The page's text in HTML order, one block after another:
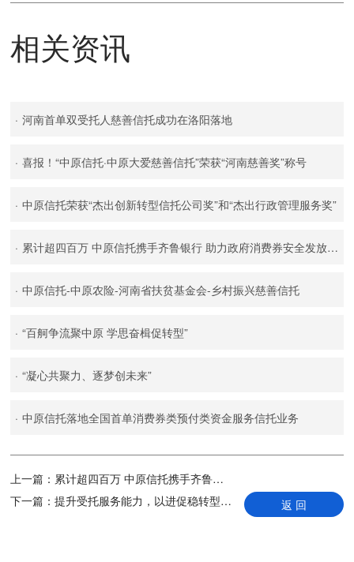
相关资讯
· 河南首单双受托人慈善信托成功在洛阳落地
· 喜报！“中原信托·中原大爱慈善信托”荣获“河南慈善奖”称号
· 中原信托荣获“杰出创新转型信托公司奖”和“杰出行政管理服务奖”
· 累计超四百万 中原信托携手齐鲁银行 助力政府消费券安全发放新路径
· 中原信托-中原农险-河南省扶贫基金会-乡村振兴慈善信托
· “百舸争流聚中原 学思奋楫促转型”
· “凝心共聚力、逐梦创未来”
· 中原信托落地全国首单消费券类预付类资金服务信托业务
上一篇： 累计超四百万 中原信托携手齐鲁银行 助力政府消费券安全发放新路径
下一篇：提升受托服务能力，以进促稳转型见效—— 2023年3季度中国信托业发展评析 返 回